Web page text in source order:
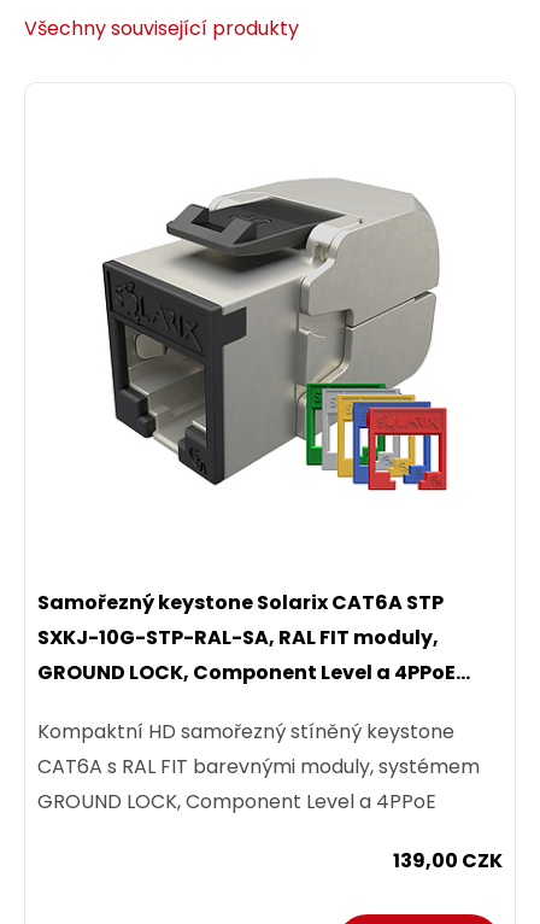
Všechny související produkty
Samořezný keystone Solarix CAT6A STP
SXKJ-10G-STP-RAL-SA, RAL FIT moduly,
GROUND LOCK, Component Level a 4PPoE
Kompaktní HD samořezný stíněný keystone
CAT6A s RAL FIT barevnými moduly, systémem
GROUND LOCK, Component Level a 4PPoE
139,00 CZK